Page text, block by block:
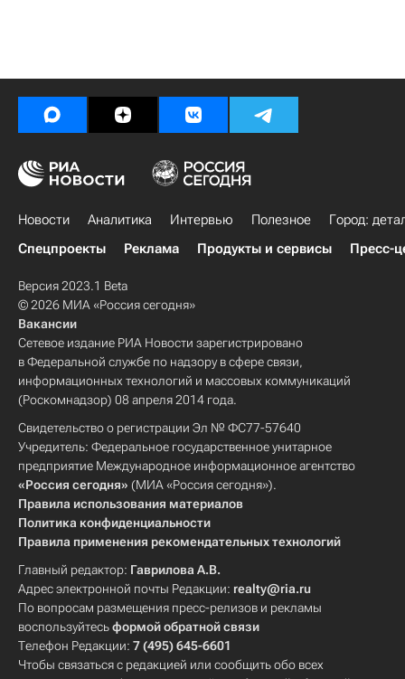
Новости Аналитика Интервью Полезное
Город:
Спецпроекты
Реклама Продукты и сервисы Пресс-
Версия 2023.1 Beta
© 2026 МИА «Россия сегодня»
Вакансии
Сетевое издание РИА Новости зарегистрировано
в Федеральной службе по надзору в сфере связи,
информационных технологий и массовых коммуникаций
(Роскомнадзор) 08 апреля 2014 года.
Свидетельство о регистрации Эл № ФС77-57640
Учредитель: Федеральное государственное унитарное
предприятие Международное информационное агентство
«Россия сегодня» (МИА «Россия сегодня»).
Правила использования материалов
Политика конфиденциальности
Правила применения рекомендательных технологий
Главный редактор: Гаврилова А.В.
Адрес электронной почты Редакции: realty@ria.ru
По вопросам размещения пресс-релизов и рекламы
воспользуйтесьформой обратной связи
Телефон Редакции: 7 (495) 645-6601
Чтобы связаться с редакцией или сообщить обо всех